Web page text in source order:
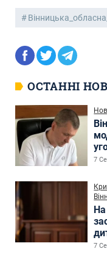
ОСТАННІ
7
На
7